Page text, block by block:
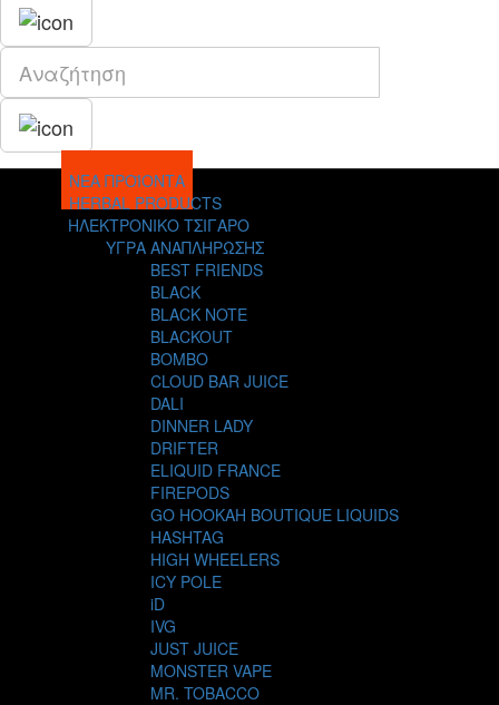
ΝΕΑ ΠΡΟΪΟΝΤΑ
HERBAL PRODUCTS
ΗΛΕΚΤΡΟΝΙΚΟ ΤΣΙΓΑΡΟ
ΥΓΡΑ ΑΝΑΠΛΗΡΩΣΗΣ
BEST FRIENDS
BLACK
BLACK NOTE
BLACKOUT
BOMBO
CLOUD BAR JUICE
DALI
DINNER LADY
DRIFTER
ELIQUID FRANCE
FIREPODS
GO HOOKAH BOUTIQUE LIQUIDS
HASHTAG
HIGH WHEELERS
ICY POLE
iD
IVG
JUST JUICE
MONSTER VAPE
MR. TOBACCO